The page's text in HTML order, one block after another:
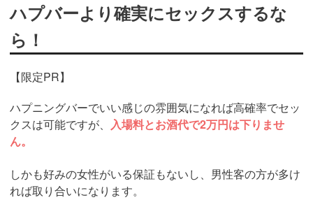
ハプバーより確実にセックスするな
ら！
【限定PR】
ハプニングバーでいい感じの雰囲気になれば高確率でセッ
クスは可能ですが、 入場料とお酒代で2万円は下りませ
ん。
しかも好みの女性がいる保証もないし、男性客の方が多け
れば取り合いになります。